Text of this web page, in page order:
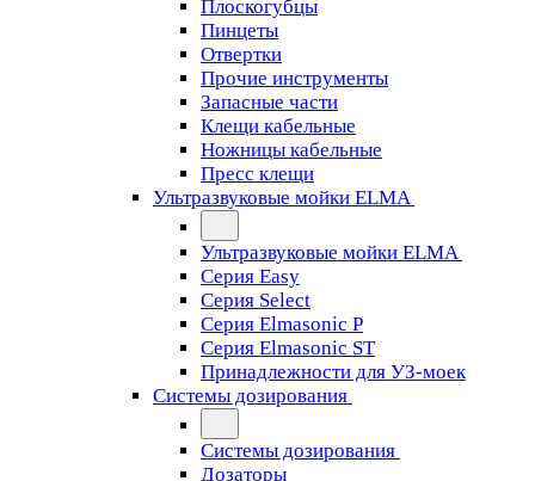
Плоскогубцы
Пинцеты
Отвертки
Прочие инструменты
Запасные части
Клещи кабельные
Ножницы кабельные
Пресс клещи
Ультразвуковые мойки ELMA
Ультразвуковые мойки ELMA
Серия Easy
Серия Select
Серия Elmasonic P
Серия Elmasonic ST
Принадлежности для УЗ-моек
Системы дозирования
Системы дозирования
Дозаторы